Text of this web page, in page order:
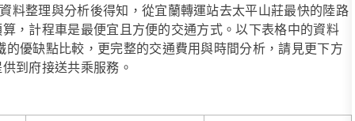
料整理與分析後得知，從宜蘭轉運站去太平山莊最快的陸路
，計程車是最便宜且方便的交通方式。以下表格中的資料
優缺點比較，更完整的交通費用與時間分析，請見更下方
到府接送共乘服務。